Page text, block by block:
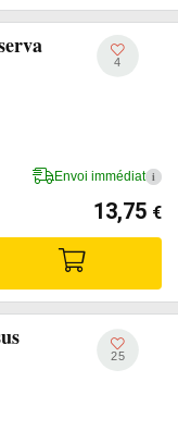
4
Envoi immédiat i
13,75 €
25